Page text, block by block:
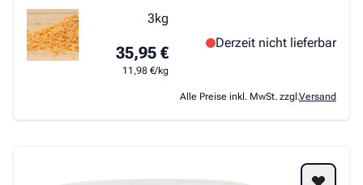
3kg
35,95 €
11,98 €/kg
Derzeit nicht lieferbar
Alle Preise inkl. MwSt. zzgl.Versand